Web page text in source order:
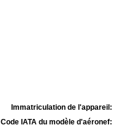
Immatriculation de l'appareil:
Code IATA du modèle d'aéronef: